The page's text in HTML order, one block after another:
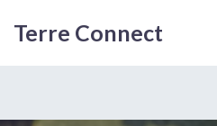
Terre Connect